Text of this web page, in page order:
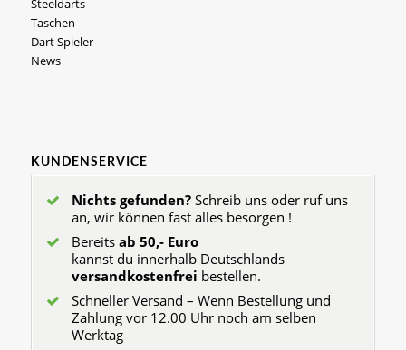
Taschen
Dart Spieler
News
KUNDENSERVICE
Nichts gefunden?Schreib uns oder ruf uns
an, wir können fast alles besorgen !
Bereits ab 50,- Euro
kannst du innerhalb Deutschlands
versandkostenfrei bestellen.
Schneller Versand – Wenn Bestellung und
Zahlung vor 12.00 Uhr noch am selben
Werktag